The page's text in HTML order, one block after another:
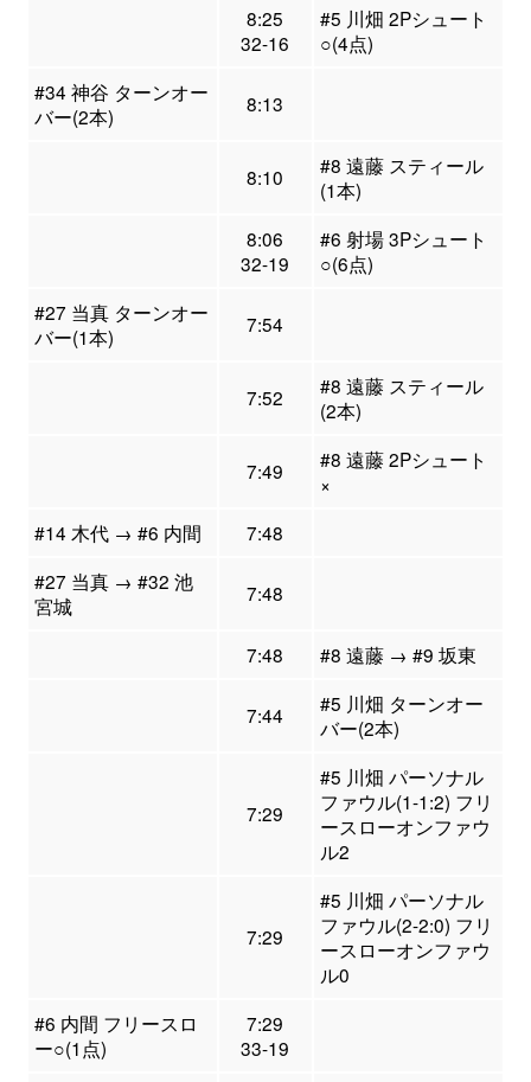
8:25
32-16
#5 川畑 2Pシュート
○(4点)
#34 神谷 ターンオー
バー(2本)
8:13
8:10
#8 遠藤 スティール
(1本)
8:06
32-19
#6 射場 3Pシュート
○(6点)
#27 当真 ターンオー
バー(1本)
7:54
7:52
#8 遠藤 スティール
(2本)
7:49
#8 遠藤 2Pシュート
×
#14 木代 → #6 内間
7:48
#27 当真 → #32 池
宮城
7:48
7:48 #8 遠藤 → #9 坂東
7:44
#5 川畑 ターンオー
バー(2本)
7:29
#5 川畑 パーソナル
ファウル(1-1:2) フリ
ースローオンファウ
ル2
7:29
#5 川畑 パーソナル
ファウル(2-2:0) フリ
ースローオンファウ
ル0
#6 内間 フリースロ
ー○(1点)
7:29
33-19